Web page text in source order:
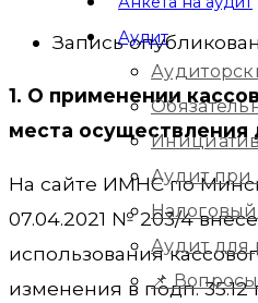
Аудит
Аудит при
Аудит для
📌
Запись
1. О применении
места осуществления
На сайте ИМНС по
07.04.2021 № 203/4
использования
изменения в подп.